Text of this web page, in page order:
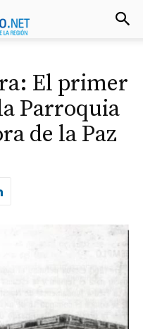
El primer
Parroquia
de la Paz